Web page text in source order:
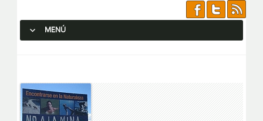
MENÚ